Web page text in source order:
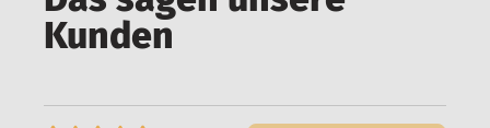
Kunden